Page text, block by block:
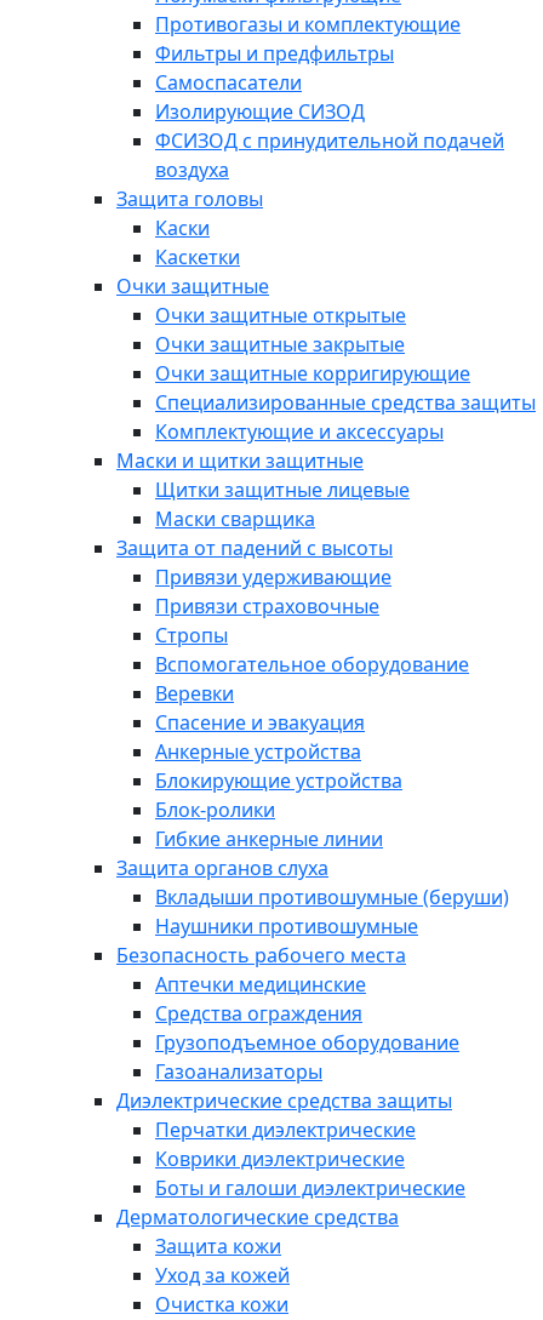
Противогазы и комплектующие
Фильтры и предфильтры
Самоспасатели
Изолирующие СИЗОД
ФСИЗОД с принудительной подачей
воздуха
Защита головы
Каски
Каскетки
Очки защитные
Очки защитные открытые
Очки защитные закрытые
Очки защитные корригирующие
Специализированные средства защиты
Комплектующие и аксессуары
Маски и щитки защитные
Щитки защитные лицевые
Маски сварщика
Защита от падений с высоты
Привязи удерживающие
Привязи страховочные
Стропы
Вспомогательное оборудование
Веревки
Спасение и эвакуация
Анкерные устройства
Блокирующие устройства
Блок-ролики
Гибкие анкерные линии
Защита органов слуха
Вкладыши противошумные (беруши)
Наушники противошумные
Безопасность рабочего места
Аптечки медицинские
Средства ограждения
Грузоподъемное оборудование
Газоанализаторы
Диэлектрические средства защиты
Перчатки диэлектрические
Коврики диэлектрические
Боты и галоши диэлектрические
Дерматологические средства
Защита кожи
Уход за кожей
Очистка кожи